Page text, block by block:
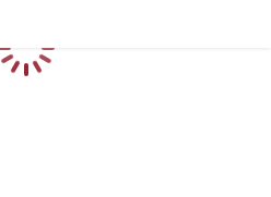
Chargement